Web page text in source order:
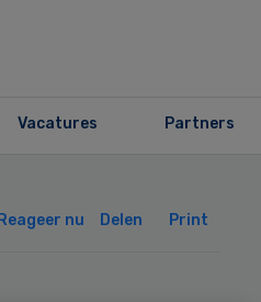
Vacatures Partners
Reageer nu Delen Print